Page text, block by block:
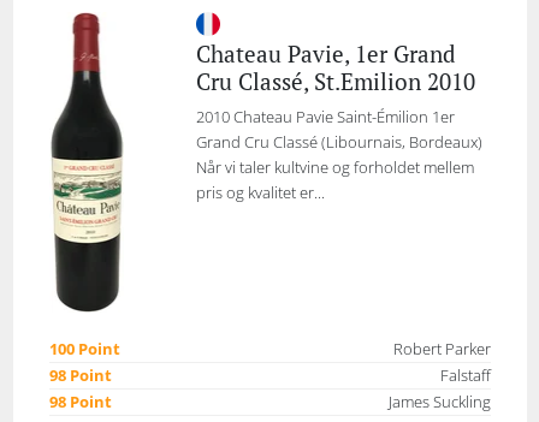
Chateau Pavie, 1er Grand
Cru Classé, St.Emilion 2010
2010 Chateau Pavie Saint-Émilion 1er
Grand Cru Classé (Libournais, Bordeaux)
Når vi taler kultvine og forholdet mellem
pris og kvalitet er...
100 Point
Robert Parker
98 Point
Falstaff
98 Point
James Suckling